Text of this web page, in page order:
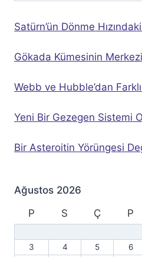
Satürn’ün Dönme
Gökada Kümesinin
Webb ve Hubble’dan
Yeni Bir Gezegen Sistemi
Bir Asteroitin Yörüngesi
Ağustos 2026
P
S Ç P
3
4 5 6